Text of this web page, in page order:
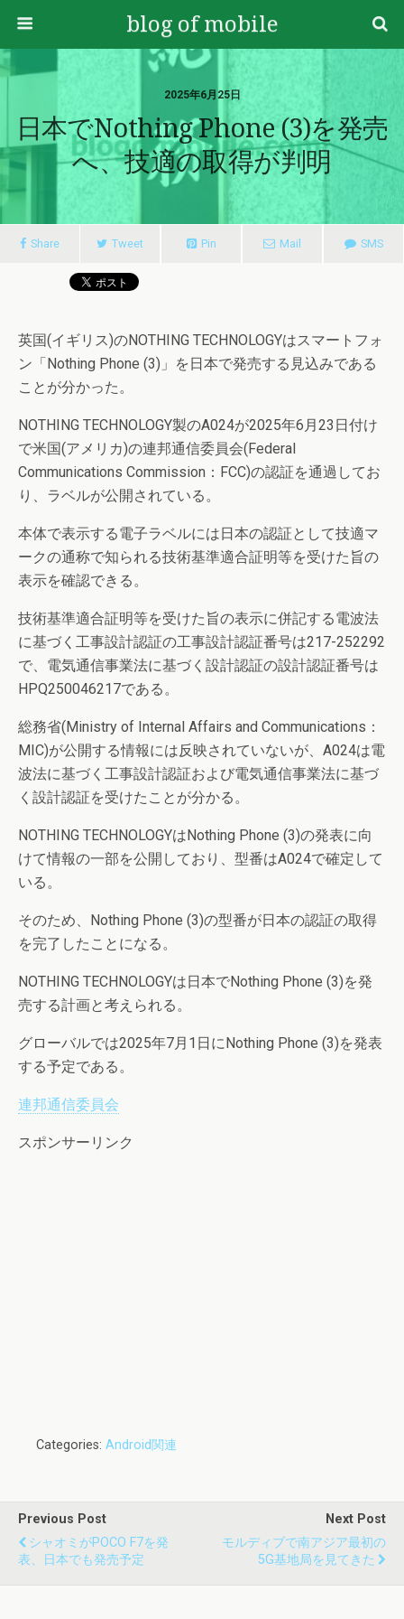
blog of mobile
2025年6月25日
日本でNothing Phone (3)を発売
へ、技適の取得が判明
Share Tweet Pin Mail SMS
英国(イギリス)のNOTHING TECHNOLOGYはスマートフォ
ン「Nothing Phone (3)」を日本で発売する見込みである
ことが分かった。
NOTHING TECHNOLOGY製のA024が2025年6月23日付け
で米国(アメリカ)の連邦通信委員会(Federal
Communications Commission：FCC)の認証を通過してお
り、ラベルが公開されている。
本体で表示する電子ラベルには日本の認証として技適マ
ークの通称で知られる技術基準適合証明等を受けた旨の
表示を確認できる。
技術基準適合証明等を受けた旨の表示に併記する電波法
に基づく工事設計認証の工事設計認証番号は217-252292
で、電気通信事業法に基づく設計認証の設計認証番号は
HPQ250046217である。
総務省(Ministry of Internal Affairs and Communications：
MIC)が公開する情報には反映されていないが、A024は電
波法に基づく工事設計認証および電気通信事業法に基づ
く設計認証を受けたことが分かる。
NOTHING TECHNOLOGYはNothing Phone (3)の発表に向
けて情報の一部を公開しており、型番はA024で確定して
いる。
そのため、Nothing Phone (3)の型番が日本の認証の取得
を完了したことになる。
NOTHING TECHNOLOGYは日本でNothing Phone (3)を発
売する計画と考えられる。
グローバルでは2025年7月1日にNothing Phone (3)を発表
する予定である。
連邦通信委員会
スポンサーリンク
Categories: Android関連
Previous Post
シャオミがPOCO F7を発
表、日本でも発売予定
Next Post
モルディブで南アジア最初の
5G基地局を見てきた